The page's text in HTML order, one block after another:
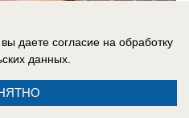
даете согласие на обработку
данных.